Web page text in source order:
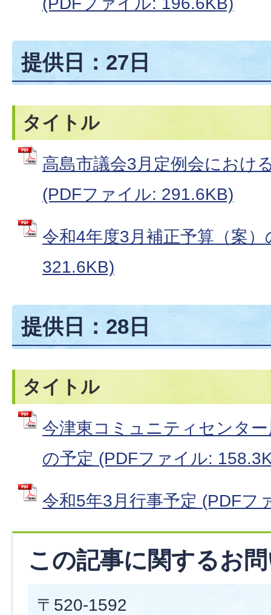
提供日：27日
タイトル
高島市議会3月定例会におけ
(PDFファイル: 291.6KB)
令和4年度3月補正予算（案
321.6KB)
提供日：28日
タイトル
今津東コミュニティセンタ
の予定 (PDFファイル:
令和5年3月行事予定 (PDFフ
この記事に関するお
〒520-1592